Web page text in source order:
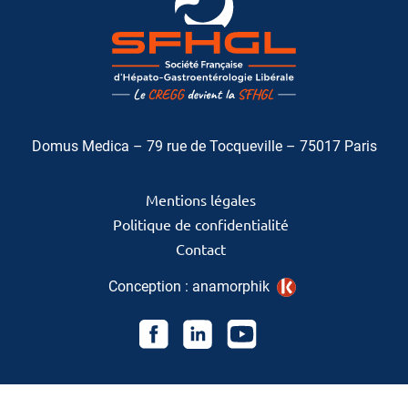
Domus Medica – 79 rue de Tocqueville – 75017 Paris
Mentions légales
Politique de confidentialité
Contact
Conception : anamorphik